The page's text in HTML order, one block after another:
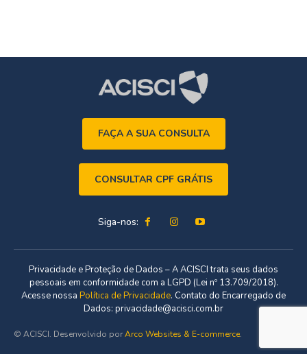
FAÇA A SUA CONSULTA
CONSULTAR CPF GRÁTIS
Siga-nos:
Privacidade e Proteção de Dados – A ACISCI trata seus dados
pessoais em conformidade com a LGPD (Lei nº 13.709/2018).
Acesse nossa Política de Privacidade. Contato do Encarregado de
Dados: privacidade@acisci.com.br
© ACISCI. Desenvolvido porArco Websites & E-commerce.